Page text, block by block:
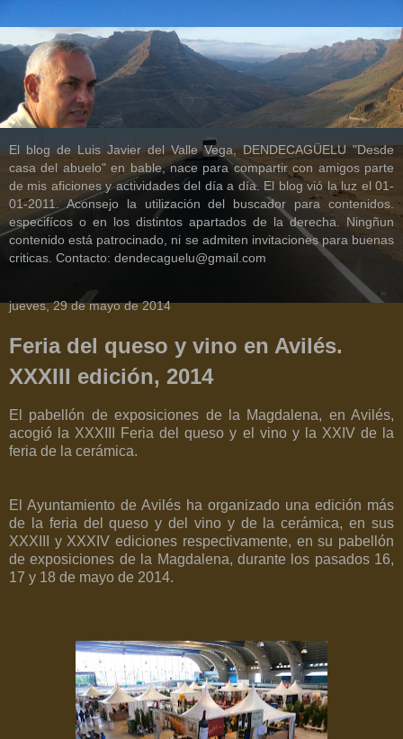
El blog de Luis Javier del Valle Vega, DENDECAGÜELU "Desde
casa del abuelo" en bable, nace para compartir con amigos parte
de mis aficiones y actividades del día a día. El blog vió la luz el 01-
01-2011. Aconsejo la utilización del buscador para contenidos.
especifícos o en los distintos apartados de la derecha. Ningñun
contenido está patrocinado, ni se admiten invitaciones para buenas
criticas. Contacto: dendecaguelu@gmail.com
jueves, 29 de mayo de 2014
Feria del queso y vino en Avilés.
XXXIII edición, 2014
El pabellón de exposiciones de la Magdalena, en Avilés,
acogió la XXXIII Feria del queso y el vino y la XXIV de la
feria de la cerámica.
El Ayuntamiento de Avilés ha organizado una edición más
de la feria del queso y del vino y de la cerámica, en sus
XXXIII y XXXIV ediciones respectivamente, en su pabellón
de exposiciones de la Magdalena, durante los pasados 16,
17 y 18 de mayo de 2014.